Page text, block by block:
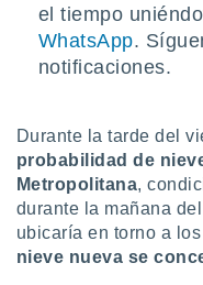
el tiempo
WhatsApp.
notificaciones.
Durante la tarde del
probabilidad de
Metropolitana,
durante la mañana del
ubicaría en torno a los
nieve nueva se